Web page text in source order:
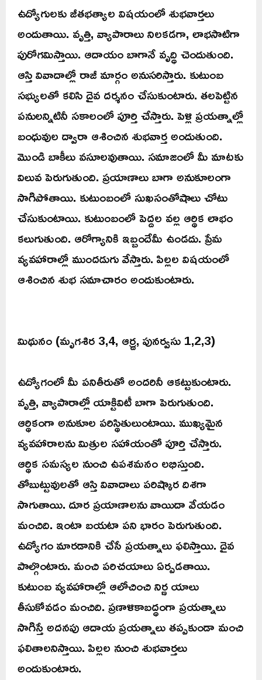
ఉద్యోగులకు జీతభత్యాల విషయంలో శుభవార్తలు
అందుతాయి. వృత్తి, వ్యాపారాలు నిలకడగా, లాభసాటిగా
పురోగమిస్తాయి. ఆదాయం బాగానే వృద్ధి చెందుతుంది.
ఆస్తి వివాదాల్లో రాజీ మార్గం అనుసరిస్తారు. కుటుంబ
సభ్యులతో కలిసి దైవ దర్శనం చేసుకుంటారు. తలపెట్టిన
పనులన్నిటినీ సకాలంలో పూర్తి చేస్తారు. పెళ్లి ప్రయత్నాల్లో
బంధువుల ద్వారా ఆశించిన శుభవార్త అందుతుంది.
మొండి బాకీలు వసూలవుతాయి. సమాజంలో మీ మాటకు
విలువ పెరుగుతుంది. ప్రయాణాలు బాగా అనుకూలంగా
సాగిపోతాయి. కుటుంబంలో సుఖసంతోషాలు చోటు
చేసుకుంటాయి. కుటుంబంలో పెద్దల వల్ల ఆర్థిక లాభం
కలుగుతుంది. ఆరోగ్యానికి ఇబ్బందేమీ ఉండదు. ప్రేమ
వ్యవహారాల్లో ముందడుగు వేస్తారు. పిల్లల విషయంలో
ఆశించిన శుభ సమాచారం అందుకుంటారు.
మిథునం (మృగశిర 3,4, ఆర్ద్ర, పునర్వసు 1,2,3)
ఉద్యోగంలో మీ పనితీరుతో అందరినీ ఆకట్టుకుంటారు.
వృత్తి, వ్యాపారాల్లో యాక్టివిటీ బాగా పెరుగుతుంది.
ఆర్థికంగా అనుకూల పరిస్థితులుంటాయి. ముఖ్యమైన
వ్యవహారాలను మిత్రుల సహాయంతో పూర్తి చేస్తారు.
ఆర్థిక సమస్యల నుంచి ఉపశమనం లభిస్తుంది.
తోబుట్టువులతో ఆస్తి వివాదాలు పరిష్కార దిశగా
సాగుతాయి. దూర ప్రయాణాలను వాయిదా వేయడం
మంచిది. ఇంటా బయటా పని భారం పెరుగుతుంది.
ఉద్యోగం మారడానికి చేసే ప్రయత్నాలు ఫలిస్తాయి. దైవ
పాల్గొంటారు. మంచి పరిచయాలు ఏర్పడతాయి.
కుటుంబ వ్యవహారాల్లో ఆలోచించి నిర్ణ యాలు
తీసుకోవడం మంచిది. ప్రణాళికాబద్ధంగా ప్రయత్నాలు
సాగిస్తే అదనపు ఆదాయ ప్రయత్నాలు తప్పకుండా మంచి
ఫలితాలనిస్తాయి. పిల్లల నుంచి శుభవార్తలు
అందుకుంటారు.